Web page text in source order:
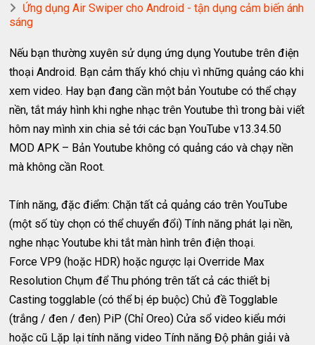
Ứng dụng Air Swiper cho Android - tận dụng cảm biến ánh
sáng
Nếu bạn thường xuyên sử dụng ứng dụng Youtube trên điện
thoại Android. Bạn cảm thấy khó chịu vì những quảng cáo khi
xem video. Hay bạn đang cần một bản Youtube có thể chạy
nền, tắt máy hình khi nghe nhạc trên Youtube thì trong bài viết
hôm nay mình xin chia sẻ tới các bạn YouTube v13.34.50
MOD APK – Bản Youtube không có quảng cáo và chạy nền
mà không cần Root.
Tính năng, đặc điểm: Chặn tất cả quảng cáo trên YouTube
(một số tùy chọn có thể chuyển đổi) Tính năng phát lại nền,
nghe nhạc Youtube khi tắt màn hình trên điện thoại.
Force VP9 (hoặc HDR) hoặc ngược lại Override Max
Resolution Chụm để Thu phóng trên tất cả các thiết bị
Casting togglable (có thể bị ép buộc) Chủ đề Togglable
(trắng / đen / đen) PiP (Chỉ Oreo) Cửa sổ video kiểu mới
hoặc cũ Lặp lại tính năng video Tính năng Độ phân giải và